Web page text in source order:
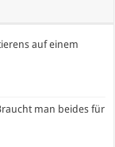
auf einem
man beides für